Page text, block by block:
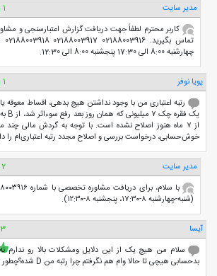
مدیر سایت 1
کاربر محترم لطفاً جهت دریافت گزارش اعتبارسنجی و
چهارشنبه 8:00 الی 17:30 پنجشنبه 8:00 الی 12:30.
پویا نوفر 1
رتبه اعتباری من با وجود نداشتن هیچ بدهی، اقساط معوقه
از ۷ ماه هنوز اصلاح نشده است. با توجه به گردش مالی
خوش‌حسابی، درخواست بررسی و اصلاح مجدد رتبه اعتباری‌ام را
مدیر سایت 2
(شنبه-چهارشنبه ۸-۱۷:۳۰، پنجشنبه ۸-۱۲:۳۰).
آیسا 3
سلام من هیچ یک از این دلایل ومشکلات بالا رو ندارم
بدحسابی هیچی تا حالا وام هم نگرفتم چرا رتبه من D شده؟چطور باید درستش کرد؟